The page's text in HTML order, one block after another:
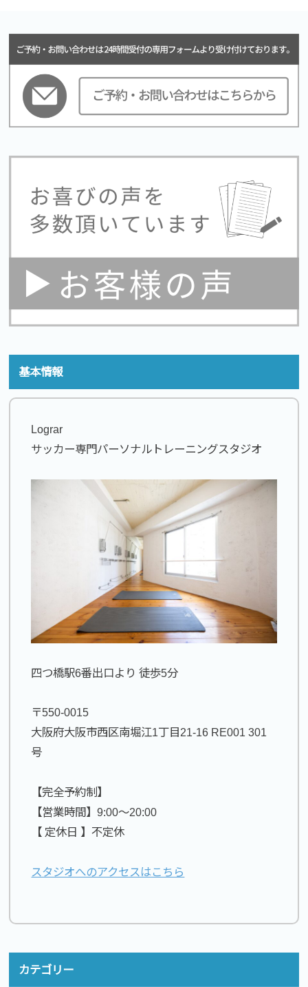
基本情報
Lograr
サッカー専門パーソナルトレーニングスタジオ
四つ橋駅6番出口より 徒歩5分
〒550-0015
大阪府大阪市西区南堀江1丁目21-16 RE001 301
号
【完全予約制】
【営業時間】9:00〜20:00
【 定休日 】不定休
スタジオへのアクセスはこちら
カテゴリー